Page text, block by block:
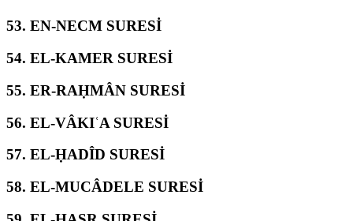
53. EN-NECM SURESİ
54. EL-KAMER SURESİ
55. ER-RAḤMÂN SURESİ
56. EL-VÂKIʿA SURESİ
57. EL-ḤADÎD SURESİ
58. EL-MUCÂDELE SURESİ